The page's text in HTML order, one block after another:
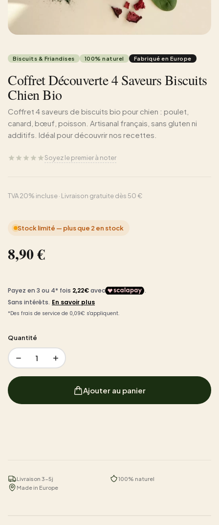
Biscuits & Friandises 100% naturel Fabriqué en Europe
Coffret Découverte 4 Saveurs Biscuits
Chien Bio
Coffret 4 saveurs de biscuits bio pour chien : poulet,
canard, bœuf, poisson. Artisanal français, sans gluten ni
additifs. Idéal pour découvrir nos recettes.
Soyez le premier à noter
TVA 20% incluse · Livraison gratuite dès 50 €
Stock limité — plus que 2 en stock
8,90 €
Quantité
1
Ajouter au panier
Livraison 3-5j
100% naturel
Made in Europe